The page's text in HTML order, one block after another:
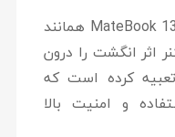
لپ تاپ 13 اینچی هوآوی مدل MateBook 13 همانند
اثر انگشت را درون
کرده است که
و امنیت بالا